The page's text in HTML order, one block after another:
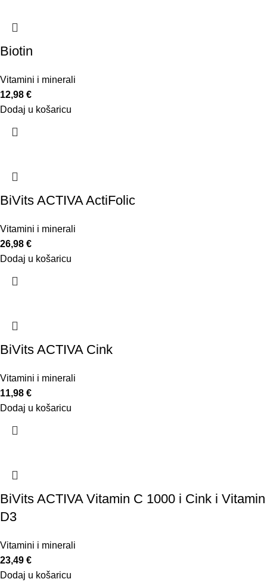
Biotin
Vitamini i minerali
12,98 €
Dodaj u košaricu
BiVits ACTIVA ActiFolic
Vitamini i minerali
26,98 €
Dodaj u košaricu
BiVits ACTIVA Cink
Vitamini i minerali
11,98 €
Dodaj u košaricu
BiVits ACTIVA Vitamin C 1000 i Cink i Vitamin
D3
Vitamini i minerali
23,49 €
Dodaj u košaricu